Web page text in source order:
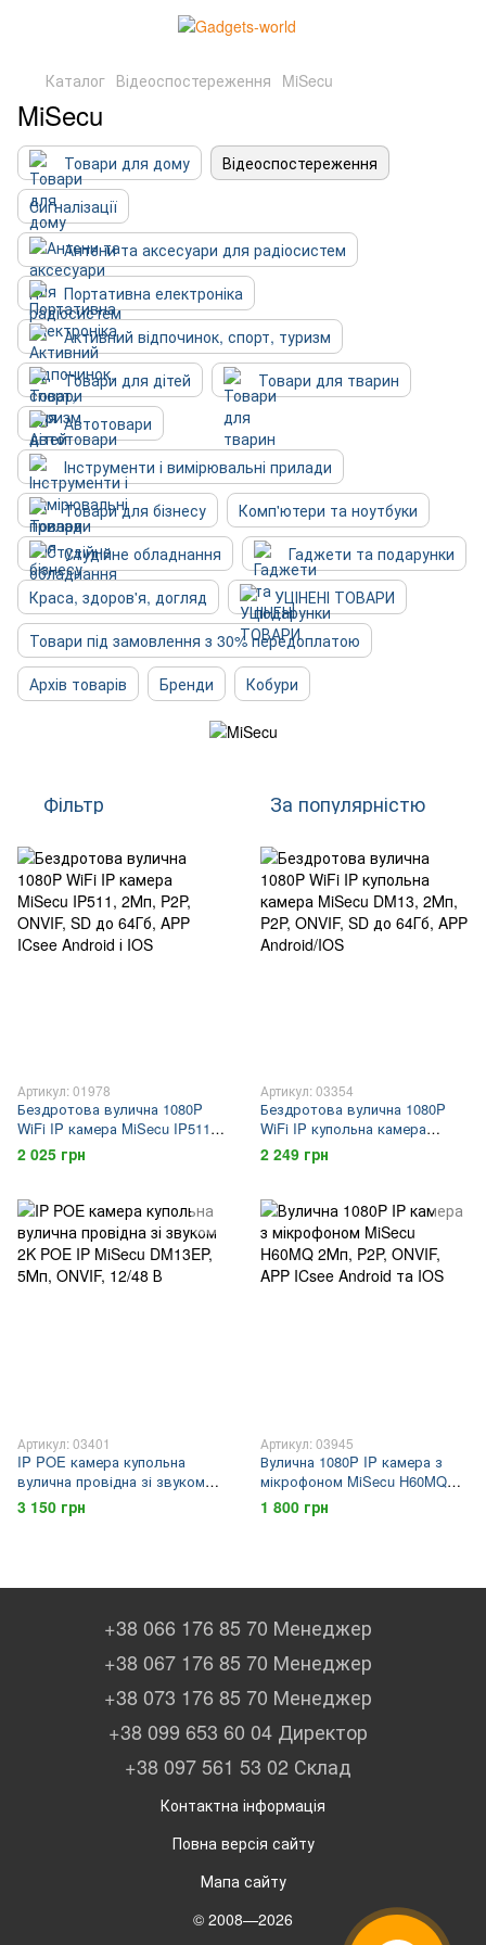
Каталог Відеоспостереження MiSecu
MiSecu
Товари для дому
Відеоспостереження
Сигналізації
Антени та аксесуари для радіосистем
Портативна електроніка
Активний відпочинок, спорт, туризм
Товари для дітей
Товари для тварин
Автотовари
Інструменти і вимірювальні прилади
Товари для бізнесу
Комп'ютери та ноутбуки
Студійне обладнання
Гаджети та подарунки
Краса, здоров'я, догляд
УЦІНЕНІ ТОВАРИ
Товари під замовлення з 30% передоплатою
Архів товарів
Бренди Кобури
Фільтр За популярністю
Артикул: 01978
Бездротова вулична 1080P
WiFi IP камера MiSecu IP511,
2Мп, P2P, ONVIF, SD до 64Гб,
APP ICsee Android і IOS
2 025 грн
Артикул: 03354
Бездротова вулична 1080P
WiFi IP купольна камера
MiSecu DM13, 2Мп, P2P,
ONVIF, SD до 64Гб, APP
2 249 грн
Артикул: 03401
IP POE камера купольна
вулична провідна зі звуком
2K POE IP MiSecu DM13EP,
5Мп, ONVIF, 12/48 В
3 150 грн
Артикул: 03945
Вулична 1080P IP камера з
мікрофоном MiSecu H60MQ
2Мп, P2P, ONVIF, APP ICsee
Android та IOS
1 800 грн
+38 066 176 85 70 Менеджер
+38 067 176 85 70 Менеджер
+38 073 176 85 70 Менеджер
+38 099 653 60 04 Директор
+38 097 561 53 02 Склад
Контактна інформація
Повна версія сайту
Мапа сайту
© 2008—2026